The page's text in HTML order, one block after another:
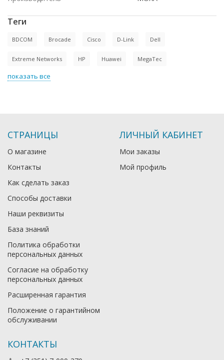
Теги
BDCOM Brocade Cisco D-Link Dell
Extreme Networks HP Huawei MegaTec
показать все
СТРАНИЦЫ
О магазине
Контакты
Как сделать заказ
Способы доставки
Наши реквизиты
База знаний
Политика обработки
персональных данных
Согласие на обработку
персональных данных
Расширенная гарантия
Положение о гарантийном
обслуживании
ЛИЧНЫЙ КАБИНЕТ
Мои заказы
Мой профиль
КОНТАКТЫ